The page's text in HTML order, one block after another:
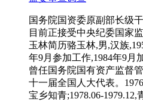
国务院国资委原副部长级
目前正接受中央纪委国家
玉林简历骆玉林,男,汉族
年9月参加工作,1984年9月
曾任国务院国有资产监督
十一届全国人大代表。
宝乡知青;1978.06-